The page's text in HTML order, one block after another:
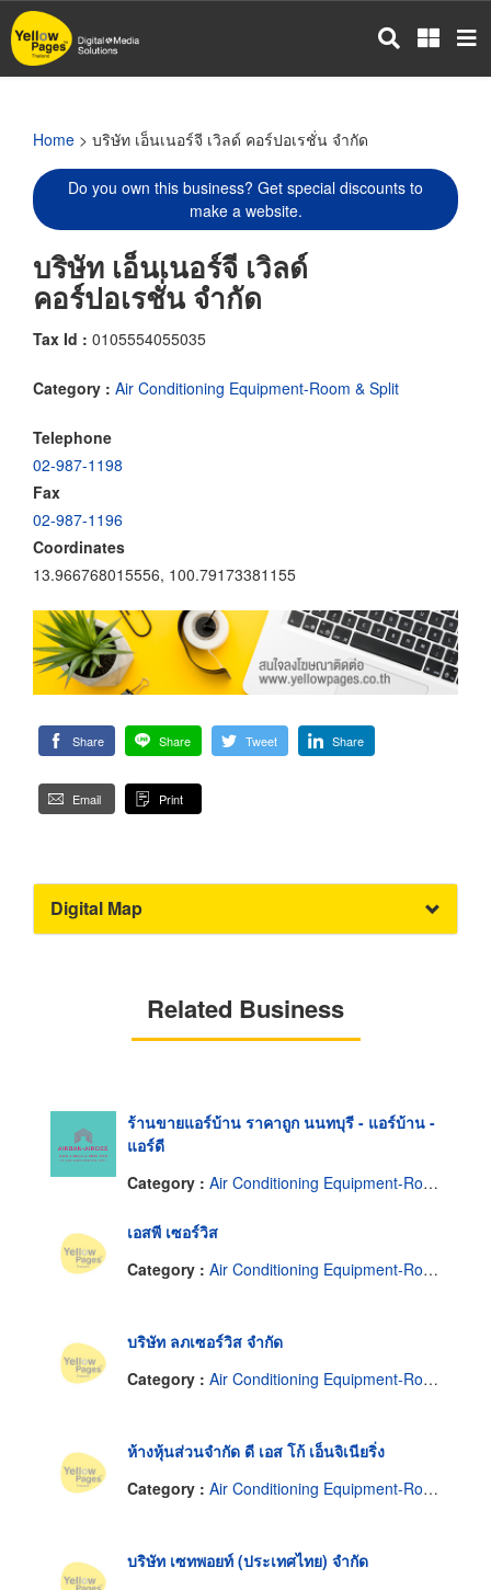
Skip
to
main
Home > บริษัท เอ็นเนอร์จี เวิลด์ คอร์ปอเรชั่น จำกัด
Do you own this business? Get special discounts to
make a website.
บริษัท เอ็นเนอร์จี เวิลด์
คอร์ปอเรชั่น จำกัด
Tax Id : 0105554055035
Category : Air Conditioning Equipment-Room & Split
Telephone
02-987-1198
Fax
02-987-1196
Coordinates
13.966768015556, 100.79173381155
Share Share Tweet Share
Email Print
Digital Map
Related Business
ร้านขายแอร์บ้าน ราคาถูก นนทบุรี - แอร์บ้าน -
แอร์ดี
Category : Air Conditioning Equipment-Room & Split
เอสพี เซอร์วิส
Category : Air Conditioning Equipment-Room & Split
บริษัท ลภเซอร์วิส จำกัด
Category : Air Conditioning Equipment-Room & Split
ห้างหุ้นส่วนจำกัด ดี เอส โก้ เอ็นจิเนียริ่ง
Category : Air Conditioning Equipment-Room & Split
บริษัท เซทพอยท์ (ประเทศไทย) จำกัด